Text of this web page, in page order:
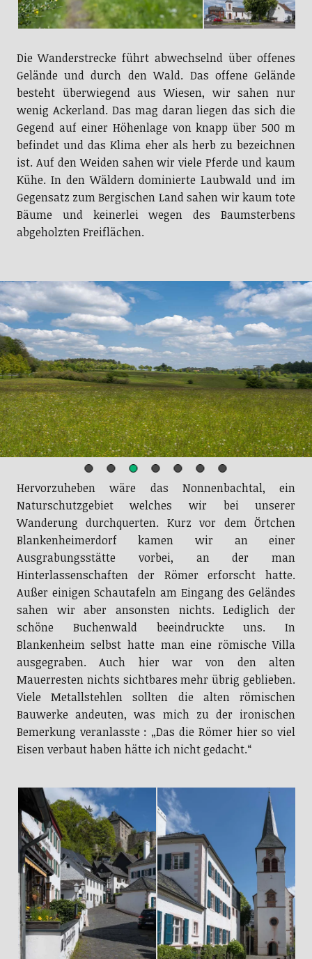
Die Wanderstrecke führt abwechselnd über offenes
Gelände und durch den Wald. Das offene Gelände
besteht überwiegend aus Wiesen, wir sahen nur
wenig Ackerland. Das mag daran liegen das sich die
Gegend auf einer Höhenlage von knapp über 500 m
befindet und das Klima eher als herb zu bezeichnen
ist. Auf den Weiden sahen wir viele Pferde und kaum
Kühe. In den Wäldern dominierte Laubwald und im
Gegensatz zum Bergischen Land sahen wir kaum tote
Bäume und keinerlei wegen des Baumsterbens
abgeholzten Freiflächen.
Hervorzuheben wäre das Nonnenbachtal, ein
Naturschutzgebiet welches wir bei unserer
Wanderung durchquerten. Kurz vor dem Örtchen
Blankenheimerdorf kamen wir an einer
Ausgrabungsstätte vorbei, an der man
Hinterlassenschaften der Römer erforscht hatte.
Außer einigen Schautafeln am Eingang des Geländes
sahen wir aber ansonsten nichts. Lediglich der
schöne Buchenwald beeindruckte uns. In
Blankenheim selbst hatte man eine römische Villa
ausgegraben. Auch hier war von den alten
Mauerresten nichts sichtbares mehr übrig geblieben.
Viele Metallstehlen sollten die alten römischen
Bauwerke andeuten, was mich zu der ironischen
Bemerkung veranlasste : „Das die Römer hier so viel
Eisen verbaut haben hätte ich nicht gedacht.“